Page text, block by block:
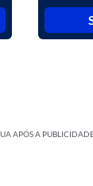
APÓS A